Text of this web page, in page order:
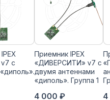
с
Приемник IPEX
«ДИВЕРСИТИ» v7 с
двумя антеннами
«диполь». Группа 1
4 000 ₽ 4